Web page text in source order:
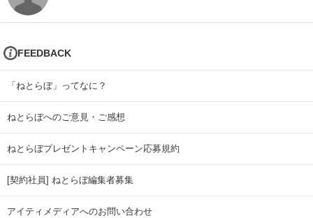
FEEDBACK
「ねとらぼ」ってなに？
ねとらぼへのご意見・ご感想
ねとらぼプレゼントキャンペーン応募規約
[契約社員] ねとらぼ編集者募集
アイティメディアへのお問い合わせ